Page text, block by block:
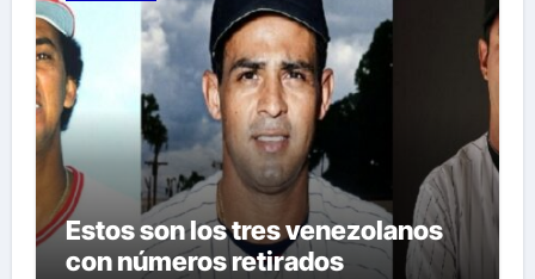
Estos son los tres venezolanos
con números retirados